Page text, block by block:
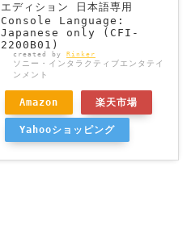
エディション 日本語専用
Console Language:
Japanese only (CFI-
2200B01)
created by Rinker
ソニー・インタラクティブエンタテイ
ンメント
Amazon 楽天市場
Yahooショッピング